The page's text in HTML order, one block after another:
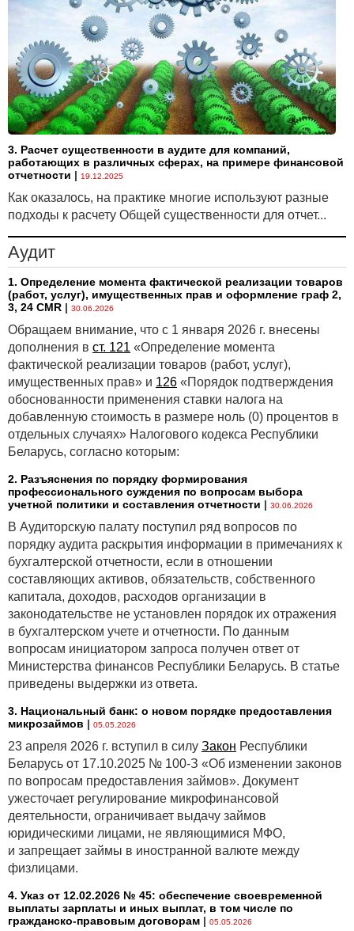
должностного лица. С работодателя пострадавшего
возмещение в порядке суброгации сейчас не
взыскивают.
Виновные теперь будут возмещать Белгосстраху
выплаченное страховое обеспечение в следующих
пределах:
§ 2 000 БВ (84 тыс. бел. руб.) на одного
пострадавшего работника — если вред причинен
умышленно;
§ 500 БВ (21 тыс. бел. руб.) на одного
пострадавшего работника — в иных случаях.
Установленные пределы по возмещению
распространяются и на прошлое время. А именно,
виновные организации и физлица:
§ не обязаны продолжать платить по судебным
постановлениям о взыскании с них возмещения
в пользу Белгосстраха — если на 23.04.2025 они уже
погасили сумму, равную установленным пределам;
§ обязаны выплатить по возникшим и не
исполненным до 22.04.2025 обязательствам
возмещение Белгосстраху только в установленных
пределах.
Однако выплаченные суммы уже не вернут, даже
Белгосстрах сможет взыскать с работодателя
пострадавшего возмещение в порядке суброгации.
Сейчас, напомним, такой возможности нет. Сделать
это Белгосстрах сможет только в одном из случаев:
§ если расследование или суд установили факт
трудовых или приравненных к ним отношений
с пострадавшим работником и что такие отношения
не были оформлены документами;
§ если работодатель не платил страховые взносы
в Белгосстрах в течение 2 лет до несчастного случая
и при этом был обязан платить их в это время.
Размер возмещения с работодателя будет ограничен
такими же пределами в зависимости от наличия
умысла во вреде (500 и 2 000 БВ). Согласно ст. 373
ип. 1ст. 937 ГК умысел работодателя-организации
будут определять по наличию умысла у его
работника или должностного лица, поскольку вина
юрлица в гражданско-правовых обязательствах
проявляется в поведении его работников.
Белгосстрах будет уменьшать размер рассчитанных
единовременной и ежемесячных страховых выплат,
если потерпевший работник находился в состоянии
опьянения (алкогольном, наркотическом и др.) и это
стало одной из причин повреждения его здоровья.
3. Расчет существенности в аудите для компаний,
работающих в различных сферах, на примере финансовой
отчетности | 19.12.2025
Как оказалось, на практике многие используют разные
подходы к расчету Общей существенности для отчет...
Аудит
1. Определение момента фактической реализации товаров
(работ, услуг), имущественных прав и оформление граф 2,
3, 24 CMR | 30.06.2026
Обращаем внимание, что с 1 января 2026 г. внесены
дополнения в ст. 121 «Определение момента
фактической реализации товаров (работ, услуг),
имущественных прав» и 126 «Порядок подтверждения
обоснованности применения ставки налога на
добавленную стоимость в размере ноль (0) процентов в
отдельных случаях» Налогового кодекса Республики
Беларусь, согласно которым:
2. Разъяснения по порядку формирования
профессионального суждения по вопросам выбора
учетной политики и составления отчетности | 30.06.2026
В Аудиторскую палату поступил ряд вопросов по
порядку аудита раскрытия информации в примечаниях к
бухгалтерской отчетности, если в отношении
составляющих активов, обязательств, собственного
капитала, доходов, расходов организации в
законодательстве не установлен порядок их отражения
в бухгалтерском учете и отчетности. По данным
вопросам инициатором запроса получен ответ от
Министерства финансов Республики Беларусь. В статье
приведены выдержки из ответа.
3. Национальный банк: о новом порядке предоставления
микрозаймов | 05.05.2026
23 апреля 2026 г. вступил в силу Закон Республики
Беларусь от 17.10.2025 № 100-З «Об изменении законов
по вопросам предоставления займов». Документ
ужесточает регулирование микрофинансовой
деятельности, ограничивает выдачу займов
юридическими лицами, не являющимися МФО,
и запрещает займы в иностранной валюте между
физлицами.
4. Указ от 12.02.2026 № 45: обеспечение своевременной
выплаты зарплаты и иных выплат, в том числе по
гражданско-правовым договорам | 05.05.2026